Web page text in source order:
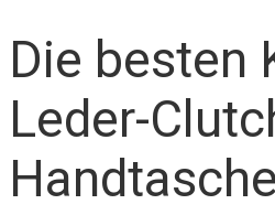
Die besten
Leder-